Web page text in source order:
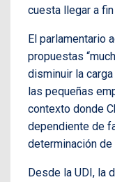
cuesta llegar a
El parlamentario
propuestas
disminuir la
las pequeñas
contexto donde
dependiente de
determinación
Desde la UDI, la